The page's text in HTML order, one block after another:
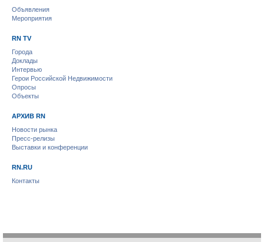
Объявления
Мероприятия
RN TV
Города
Доклады
Интервью
Герои Российской Недвижимости
Опросы
Объекты
АРХИВ RN
Новости рынка
Пресс-релизы
Выставки и конференции
RN.RU
Контакты